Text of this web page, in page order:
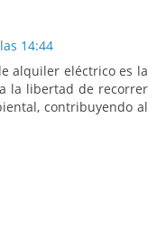
14:44
alquiler eléctrico es la
la libertad de recorrer
contribuyendo al